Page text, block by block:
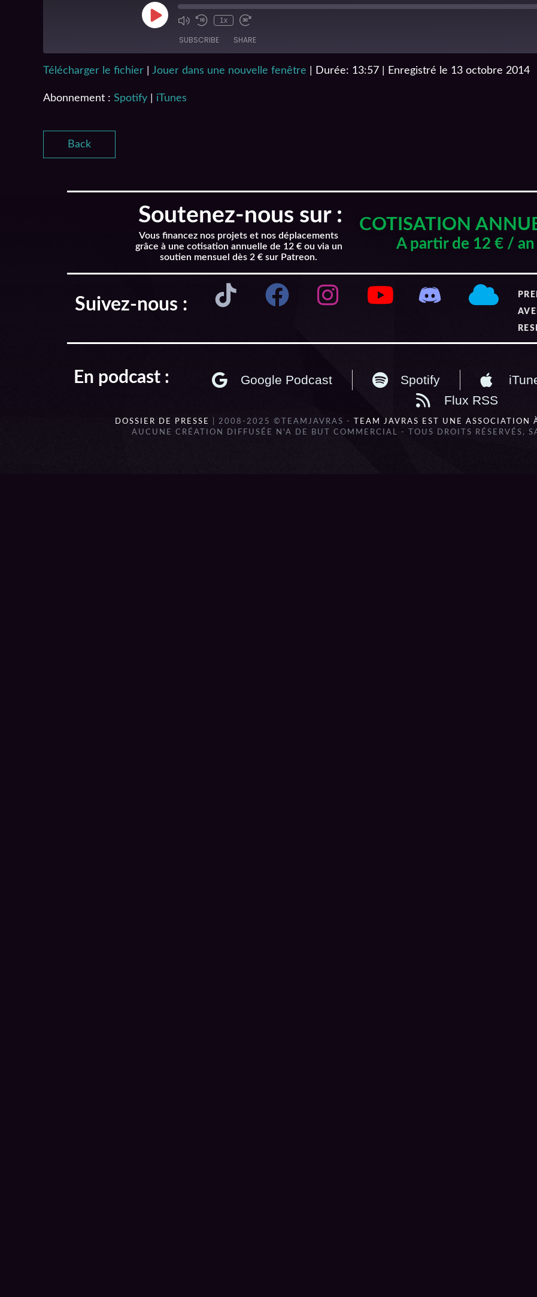
1x
SUBSCRIBE SHARE
Spotify iTunes
RSS FEED
SHARE
LINK
Télécharger le fichier Jouer dans une nouvelle fenêtre Durée: 13:57 Enregistré le 13 octobre 2014
Abonnement : Spotify iTunes
Back
Soutenez-nous sur :
Vous financez nos projets et nos déplacements
grâce à une cotisation annuelle de 12 € ou via un
soutien mensuel dès 2 € sur Patreon.
COTISATION
A partir de 12 € / an
Suivez-nous :
En podcast : Google Podcast Spotify
Flux RSS
DOSSIER DE PRESSE | 2008-2025 ©TEAMJAVRAS - TEAM JAVRAS EST UNE ASSOCIATION
AUCUNE CRÉATION DIFFUSÉE N'A DE BUT COMMERCIAL - TOUS DROITS RÉSERVÉS,